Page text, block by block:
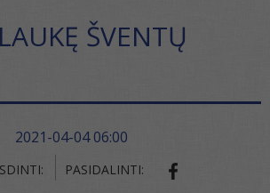
ŠVENTŲ
2021-04-04 06:00
PASIDALINTI: